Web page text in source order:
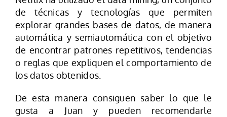
de técnicas y tecnologías que permiten
explorar grandes bases de datos, de manera
automática y semiautomática con el objetivo
de encontrar patrones repetitivos, tendencias
o reglas que expliquen el comportamiento de
los datos obtenidos.
De esta manera consiguen saber lo que le
gusta a Juan y pueden recomendarle